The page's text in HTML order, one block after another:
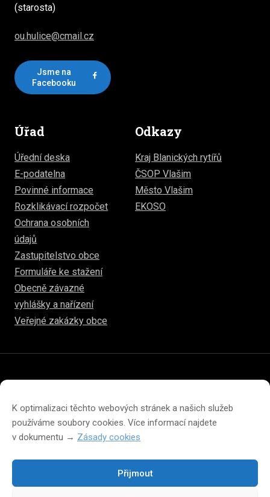
K optimalizaci těchto webových stránek a našich služeb
používáme soubory cookies. Více informací najdete
v dokumentu → Zásady cookies
Přijmout
(starosta)
ou.hulice@cmail.cz
Jsme na
Facebooku
Úřad
Úřední deska
E-podatelna
Povinné informace
Rozklikávací rozpočet
Ochrana osobních
údajů
Zastupitelstvo obce
Formuláře ke stažení
Obecně závazné
vyhlášky a nařízení
Veřejné zakázky obce
Odkazy
Kraj Blanických rytířů
ČSOP Vlašim
Město Vlašim
EKOSO
Prohlášení o přístupnosti
Prohlášení o ochraně soukromí
Zásady cookies (EU)
Změna velikosti písma na webu